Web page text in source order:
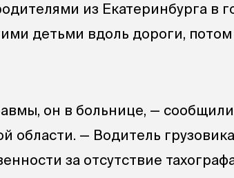
из Екатеринбурга в
детьми вдоль дороги,
он в больнице, — сообщили
области. — Водитель
за отсутствие